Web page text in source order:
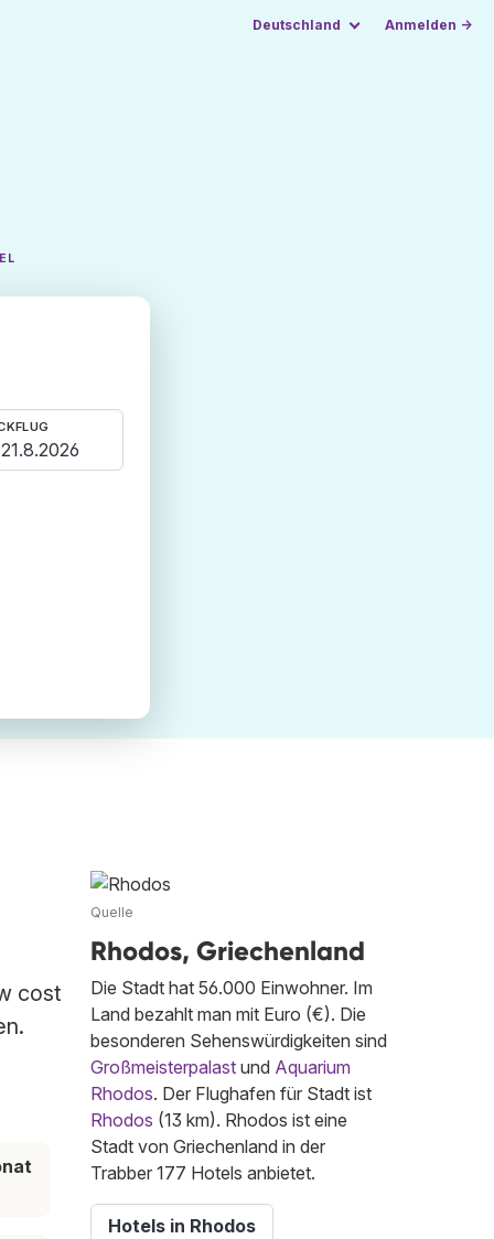
Deutschland Anmelden →
cost
Quelle
Rhodos, Griechenland
Die Stadt hat 56.000 Einwohner. Im
Land bezahlt man mit Euro (€). Die
besonderen Sehenswürdigkeiten sind
Großmeisterpalast und Aquarium
Rhodos. Der Flughafen für Stadt ist
Rhodos (13 km). Rhodos ist eine
Stadt von Griechenland in der
Trabber 177 Hotels anbietet.
Hotels in Rhodos